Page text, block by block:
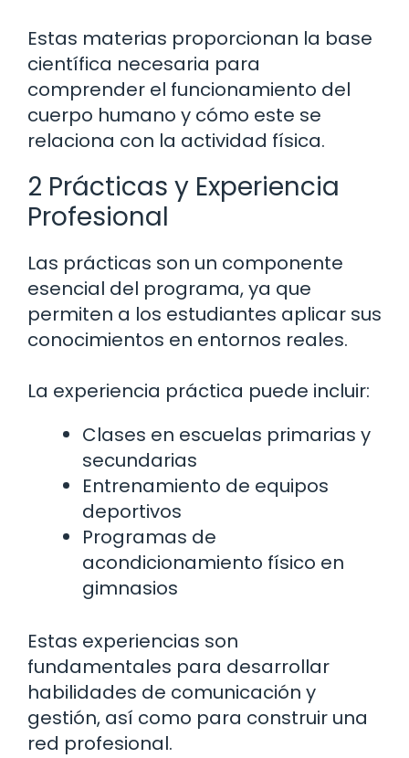
Estas materias proporcionan la base
científica necesaria para
comprender el funcionamiento del
cuerpo humano y cómo este se
relaciona con la actividad física.
2 Prácticas y Experiencia
Profesional
Las prácticas son un componente
esencial del programa, ya que
permiten a los estudiantes aplicar sus
conocimientos en entornos reales.
La experiencia práctica puede incluir:
Clases en escuelas primarias y
secundarias
Entrenamiento de equipos
deportivos
Programas de
acondicionamiento físico en
gimnasios
Estas experiencias son
fundamentales para desarrollar
habilidades de comunicación y
gestión, así como para construir una
red profesional.